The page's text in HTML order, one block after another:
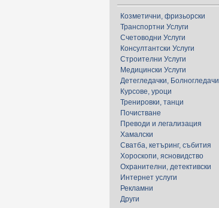
Козметични, фризьорски
Транспортни Услуги
Счетоводни Услуги
Консултантски Услуги
Строителни Услуги
Медицински Услуги
Детегледачки, Болногледачи
Курсове, уроци
Тренировки, танци
Почистване
Преводи и легализация
Хамалски
Сватба, кетъринг, събития
Хороскопи, ясновидство
Охранителни, детективски
Интернет услуги
Рекламни
Други